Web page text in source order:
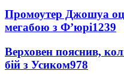
Промоутер Джошуа
мегабою з Ф’юрі1239
Верховен пояснив,
бій з Усиком978